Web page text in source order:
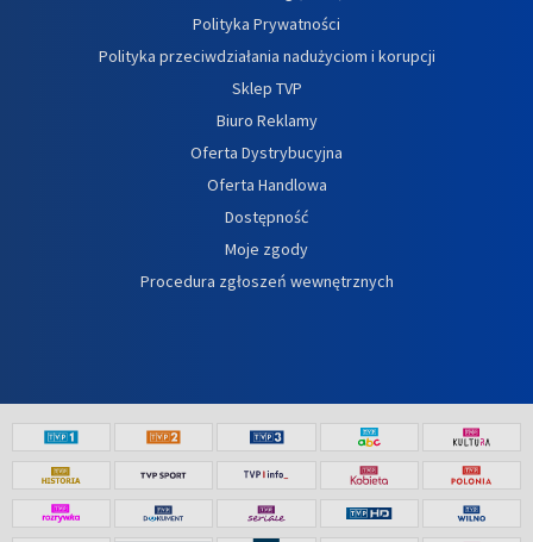
Polityka Prywatności
Polityka przeciwdziałania nadużyciom i korupcji
Sklep TVP
Biuro Reklamy
Oferta Dystrybucyjna
Oferta Handlowa
Dostępność
Moje zgody
Procedura zgłoszeń wewnętrznych